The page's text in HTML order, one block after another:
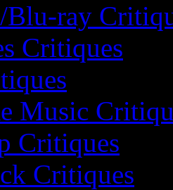
Blu-ray
Critiques
Music
Critiques
Critiques